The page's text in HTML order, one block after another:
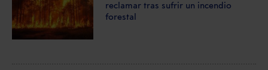
reclamar tras sufrir un incendio
forestal